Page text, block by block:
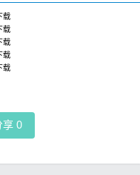
载
载
载
载
载
享 0